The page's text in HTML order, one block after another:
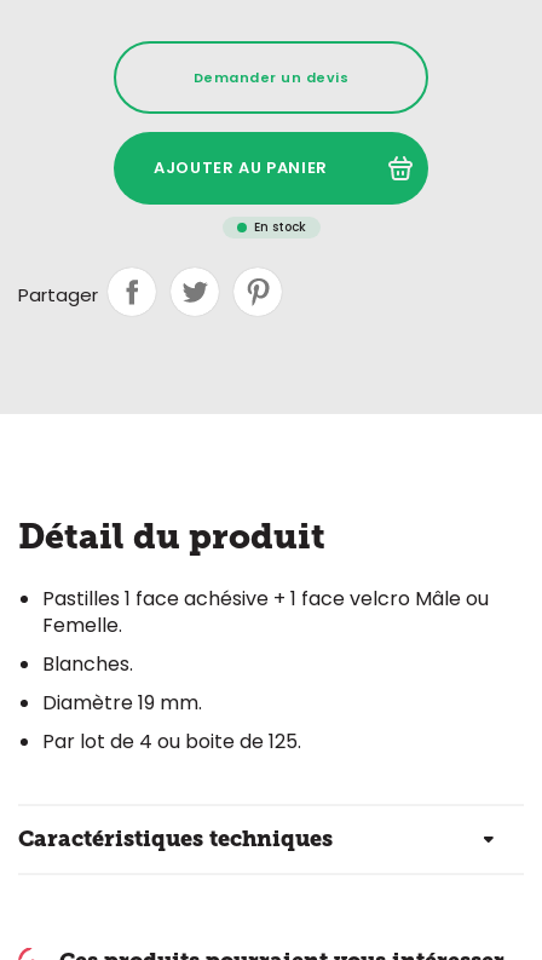
Demander un devis
AJOUTER AU PANIER
En stock
Partager
Détail du produit
Pastilles 1 face achésive + 1 face velcro Mâle ou
Femelle.
Blanches.
Diamètre 19 mm.
Par lot de 4 ou boite de 125.
Caractéristiques techniques